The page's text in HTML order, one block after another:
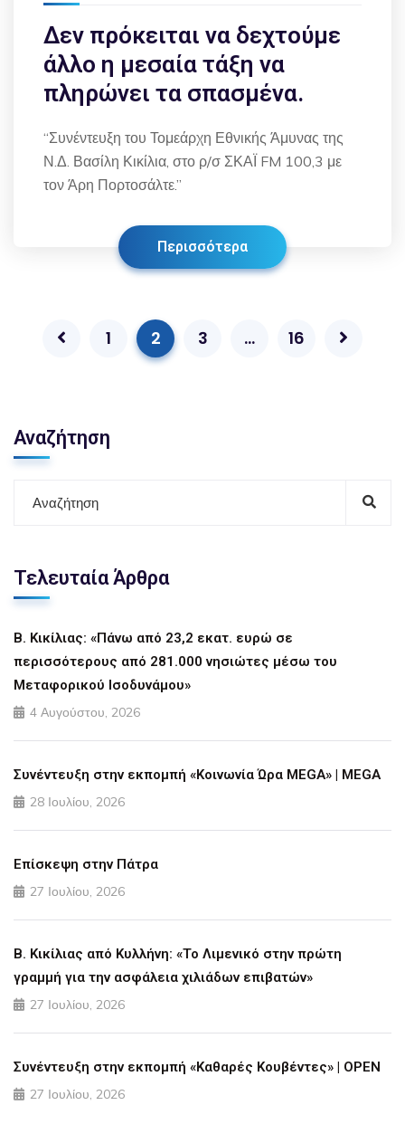
Δεν πρόκειται να δεχτούμε
άλλο η μεσαία τάξη να
πληρώνει τα σπασμένα.
“Συνέντευξη του Τομεάρχη Εθνικής Άμυνας της
Ν.Δ. Βασίλη Κικίλια, στο ρ/σ ΣΚΑΪ FM 100,3 με
τον Άρη Πορτοσάλτε.”
Περισσότερα
1 2 3 … 16
Αναζήτηση
Τελευταία Άρθρα
Β. Κικίλιας: «Πάνω από 23,2 εκατ. ευρώ σε
περισσότερους από 281.000 νησιώτες μέσω του
Μεταφορικού Ισοδυνάμου»
4 Αυγούστου, 2026
Συνέντευξη στην εκπομπή «Κοινωνία Ώρα MEGA» | MEGA
28 Ιουλίου, 2026
Επίσκεψη στην Πάτρα
27 Ιουλίου, 2026
Β. Κικίλιας από Κυλλήνη: «Το Λιμενικό στην πρώτη
γραμμή για την ασφάλεια χιλιάδων επιβατών»
27 Ιουλίου, 2026
Συνέντευξη στην εκπομπή «Καθαρές Κουβέντες» | OPEN
27 Ιουλίου, 2026